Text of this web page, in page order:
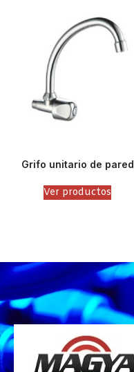
Grifo unitario de pared
Ver productos